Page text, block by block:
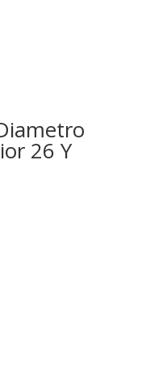
26 Y